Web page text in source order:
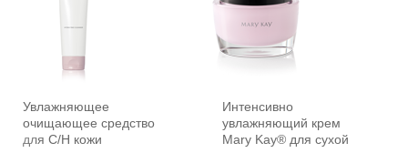
Увлажняющее
очищающее средство
для С/Н кожи
Интенсивно
увлажняющий крем
Mary Kay® для сухой